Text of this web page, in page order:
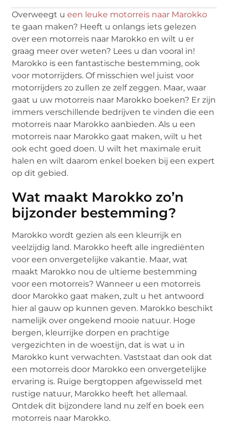
Overweegt ueen leuke motorreis naar Marokko
te gaan maken? Heeft u onlangs iets gelezen
over een motorreis naar Marokko en wilt u er
graag meer over weten? Lees u dan vooral in!
Marokko is een fantastische bestemming, ook
voor motorrijders. Of misschien wel juist voor
motorrijders zo zullen ze zelf zeggen. Maar, waar
gaat u uw motorreis naar Marokko boeken? Er zijn
immers verschillende bedrijven te vinden die een
motorreis naar Marokko aanbieden. Als u een
motorreis naar Marokko gaat maken, wilt u het
ook echt goed doen. U wilt het maximale eruit
halen en wilt daarom enkel boeken bij een expert
op dit gebied.
Wat maakt Marokko zo’n
bijzonder bestemming?
Marokko wordt gezien als een kleurrijk en
veelzijdig land. Marokko heeft alle ingrediënten
voor een onvergetelijke vakantie. Maar, wat
maakt Marokko nou de ultieme bestemming
voor een motorreis? Wanneer u een motorreis
door Marokko gaat maken, zult u het antwoord
hier al gauw op kunnen geven. Marokko beschikt
namelijk over ongekend mooie natuur. Hoge
bergen, kleurrijke dorpen en prachtige
vergezichten in de woestijn, dat is wat u in
Marokko kunt verwachten. Vaststaat dan ook dat
een motorreis door Marokko een onvergetelijke
ervaring is. Ruige bergtoppen afgewisseld met
rustige natuur, Marokko heeft het allemaal.
Ontdek dit bijzondere land nu zelf en boek een
motorreis naar Marokko.